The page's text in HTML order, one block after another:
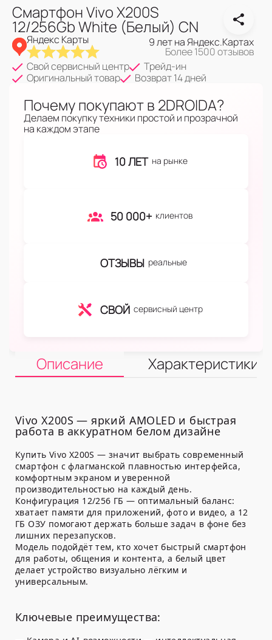
Смартфон Vivo X200S
12/256Gb White (Белый) CN
Яндекс Карты 9 лет на Яндекс.Картах
Более 1500 отзывов
Свой сервисный центр
Трейд-ин
Оригинальный товар
Возврат 14 дней
Почему покупают в 2DROIDA?
Делаем покупку техники простой и прозрачной
на каждом этапе
10 ЛЕТ на рынке
50 000+ клиентов
ОТЗЫВЫ реальные
СВОЙ сервисный центр
Описание Характеристики
Vivo X200S — яркий AMOLED и быстрая
работа в аккуратном белом дизайне
Купить Vivo X200S — значит выбрать современный
смартфон с флагманской плавностью интерфейса,
комфортным экраном и уверенной
производительностью на каждый день.
Конфигурация 12/256 ГБ — оптимальный баланс:
хватает памяти для приложений, фото и видео, а 12
ГБ ОЗУ помогают держать больше задач в фоне без
лишних перезапусков.
Модель подойдёт тем, кто хочет быстрый смартфон
для работы, общения и контента, а белый цвет
делает устройство визуально лёгким и
универсальным.
Ключевые преимущества: